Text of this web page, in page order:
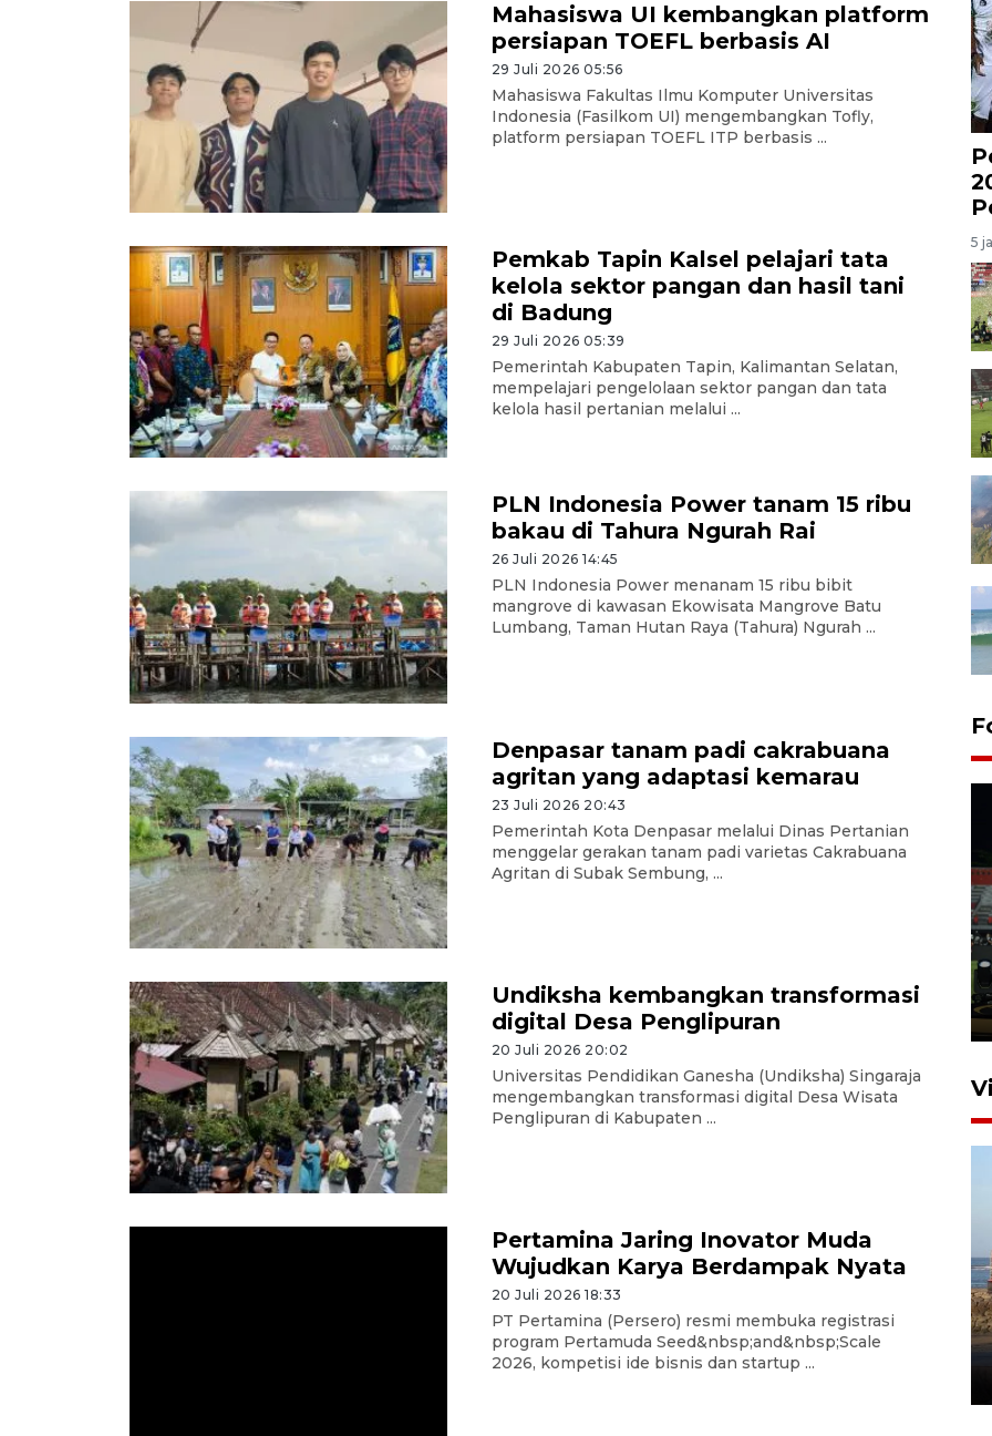
Mahasiswa UI kembangkan platform
persiapan TOEFL berbasis AI
29 Juli 2026 05:56
Mahasiswa Fakultas Ilmu Komputer Universitas
Indonesia (Fasilkom UI) mengembangkan Tofly,
platform persiapan TOEFL ITP berbasis ...
Pemkab Tapin Kalsel pelajari tata
kelola sektor pangan dan hasil tani
di Badung
29 Juli 2026 05:39
Pemerintah Kabupaten Tapin, Kalimantan Selatan,
mempelajari pengelolaan sektor pangan dan tata
kelola hasil pertanian melalui ...
PLN Indonesia Power tanam 15 ribu
bakau di Tahura Ngurah Rai
26 Juli 2026 14:45
PLN Indonesia Power menanam 15 ribu bibit
mangrove di kawasan Ekowisata Mangrove Batu
Lumbang, Taman Hutan Raya (Tahura) Ngurah ...
Denpasar tanam padi cakrabuana
agritan yang adaptasi kemarau
23 Juli 2026 20:43
Pemerintah Kota Denpasar melalui Dinas Pertanian
menggelar gerakan tanam padi varietas Cakrabuana
Agritan di Subak Sembung, ...
Undiksha kembangkan transformasi
digital Desa Penglipuran
20 Juli 2026 20:02
Universitas Pendidikan Ganesha (Undiksha) Singaraja
mengembangkan transformasi digital Desa Wisata
Penglipuran di Kabupaten ...
Pertamina Jaring Inovator Muda
Wujudkan Karya Berdampak Nyata
20 Juli 2026 18:33
PT Pertamina (Persero) resmi membuka registrasi
program Pertamuda Seed&nbsp;and&nbsp;Scale
2026, kompetisi ide bisnis dan startup ...
5
latihan di Kepri
5 Agustus 2026 16:28
Kemen LH, KKP, dan Gubernur
Bali tanam ribuan bibit
mangrove